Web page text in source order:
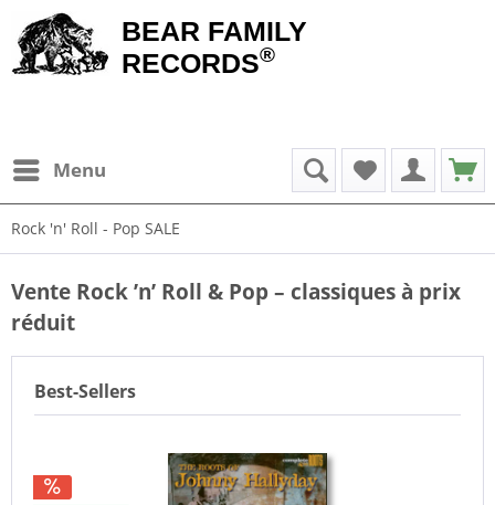
BEAR FAMILY
RECORDS®
Menu
Rock 'n' Roll - Pop SALE
Vente Rock ’n’ Roll & Pop – classiques à prix
réduit
Best-Sellers